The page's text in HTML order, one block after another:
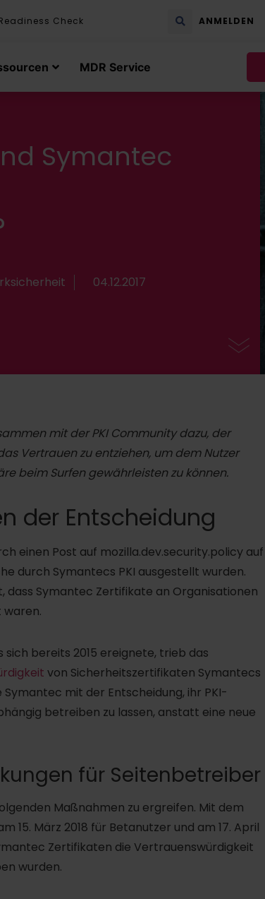
Check ANMELDEN
MDR Service
Symantec
04.12.2017
mit der PKI Community dazu, der
Vertrauen zu entziehen, um dem Nutzer
beim Surfen gewährleisten zu können.
der Entscheidung
einen Post auf mozilla.dev.security.policy auf
durch Symantecs PKI ausgestellt wurden.
dass Symantec Zertifikate an Organisationen
waren.
sich bereits 2015 ereignete, trieb das
von Sicherheitszertifikaten Symantecs
mit der Entscheidung, ihr PKI-
betreiben zu lassen, anstatt eine neue
für Seitenbetreiber
Maßnahmen zu ergreifen. Mit dem
15. März 2018 für Betanutzer und am 17. April
Zertifikaten die Vertrauenswürdigkeit
wurden.